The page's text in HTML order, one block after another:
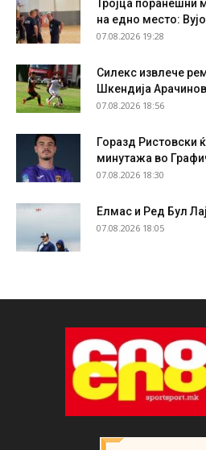
Тројца поранешни
на едно место:
07.08.2026 19:28
Силекс извлече
Шкендија
07.08.2026 18:56
Горазд Ристовски
минутажа во
07.08.2026 18:30
Елмас и Ред Бул
07.08.2026 18:05